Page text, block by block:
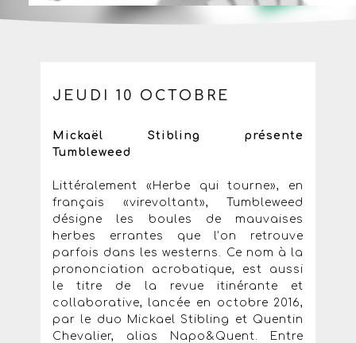
JEUDI 10 OCTOBRE
Mickaël Stibling présente
Tumbleweed
Littéralement «Herbe qui tourne», en
français «virevoltant», Tumbleweed
désigne les boules de mauvaises
herbes errantes que l’on retrouve
parfois dans les westerns. Ce nom à la
prononciation acrobatique, est aussi
le titre de la revue itinérante et
collaborative, lancée en octobre 2016,
par le duo Mickael Stibling et Quentin
Chevalier, alias Napo&Quent. Entre